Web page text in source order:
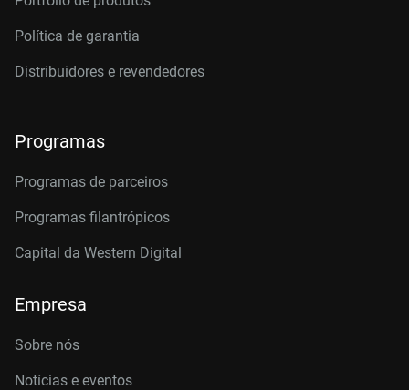
Política de garantia
Distribuidores e revendedores
Programas
Programas de parceiros
Programas filantrópicos
Capital da Western Digital
Empresa
Sobre nós
Notícias e eventos